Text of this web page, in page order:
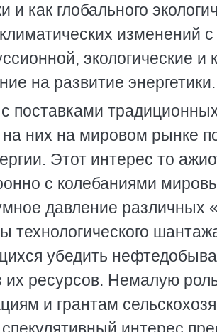
и как глобального
изменений
экологические
на развитие энергетики.
поставками
них на мировом рынке
Этот интерес то
с колебаниями
давление различных
технологического
убедить
их ресурсов. Немалую
и грантам